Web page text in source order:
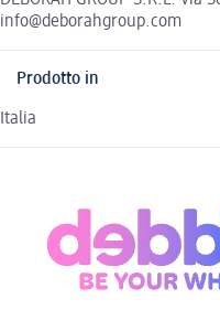
info@deborahgroup.com
Prodotto in
Italia